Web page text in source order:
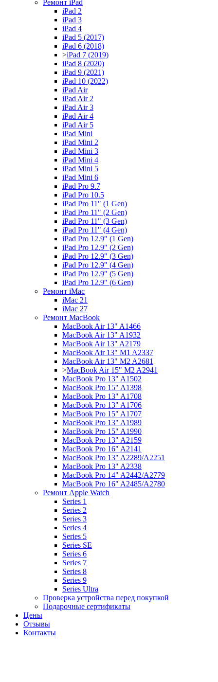
Ремонт iPad
iPad 2
iPad 3
iPad 4
iPad 5 (2017)
iPad 6 (2018)
>iPad 7 (2019)
iPad 8 (2020)
iPad 9 (2021)
iPad 10 (2022)
iPad Air
iPad Air 2
iPad Air 3
iPad Air 4
iPad Air 5
iPad Mini
iPad Mini 2
iPad Mini 3
iPad Mini 4
iPad Mini 5
iPad Mini 6
iPad Pro 9.7
iPad Pro 10.5
iPad Pro 11" (1 Gen)
iPad Pro 11" (2 Gen)
iPad Pro 11" (3 Gen)
iPad Pro 11" (4 Gen)
iPad Pro 12.9" (1 Gen)
iPad Pro 12.9" (2 Gen)
iPad Pro 12.9" (3 Gen)
iPad Pro 12.9" (4 Gen)
iPad Pro 12.9" (5 Gen)
iPad Pro 12.9" (6 Gen)
Ремонт iMac
iMac 21
iMac 27
Ремонт MacBook
MacBook Air 13" A1466
MacBook Air 13" A1932
MacBook Air 13" A2179
MacBook Air 13" M1 A2337
MacBook Air 13" M2 A2681
>MacBook Air 15" M2 A2941
MacBook Pro 13" A1502
MacBook Pro 15" A1398
MacBook Pro 13" A1708
MacBook Pro 13" A1706
MacBook Pro 15" A1707
MacBook Pro 13" A1989
MacBook Pro 15" A1990
MacBook Pro 13" A2159
MacBook Pro 16" A2141
MacBook Pro 13" A2289/A2251
MacBook Pro 13" A2338
MacBook Pro 14" A2442/A2779
MacBook Pro 16" A2485/A2780
Ремонт Apple Watch
Series 1
Series 2
Series 3
Series 4
Series 5
Series SE
Series 6
Series 7
Series 8
Series 9
Series Ultra
Проверка устройства перед покупкой
Подарочные сертификаты
Цены
Отзывы
Контакты